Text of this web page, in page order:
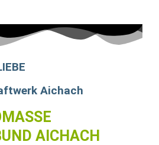
Aichach
AICHACH